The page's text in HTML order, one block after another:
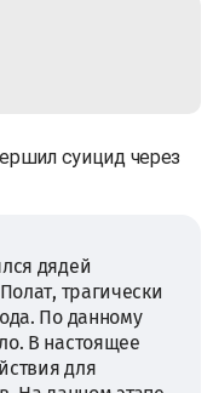
суицид через
дядей
трагически
По данному
В настоящее
для